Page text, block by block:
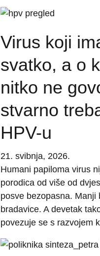
Virus koji
svatko, a o
nitko ne
stvarno
HPV-u
21. svibnja, 2026.
Humani papiloma virus
porodica od više od
posve bezopasna.
bradavice. A devetak
povezuje se s razvojem